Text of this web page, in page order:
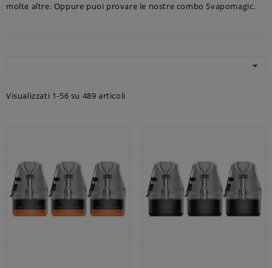
molte altre. Oppure puoi provare le nostre combo Svapomagic.

Visualizzati 1-56 su 489 articoli